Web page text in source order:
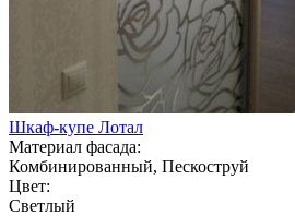
Шкаф-купе Лотал
Материал фасада:
Комбинированный, Пескоструй
Цвет:
Светлый